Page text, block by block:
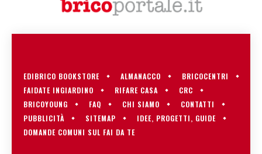
EDIBRICO BOOKSTORE ALMANACCO
BRICOCENTRI
FAIDATE INGIARDINO
RIFARE CASA
CRC
BRICOYOUNG
FAQ CHI SIAMO
CONTATTI
PUBBLICITÀ
SITEMAP
IDEE, PROGETTI, GUIDE
DOMANDE COMUNI SUL FAI DA TE